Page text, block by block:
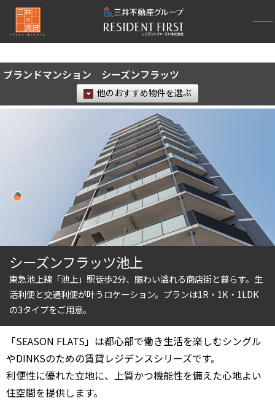
ブランドマンション シーズンフラッツ
他のおすすめ物件を選ぶ
シーズンフラッツ池上
東急池上線「池上」駅徒歩2分、賑わい溢れる商店街と暮らす。生
活利便と交通利便が叶うロケーション。プランは1R・1K・1LDK
の3タイプをご用意。
「SEASON FLATS」は都心部で働き生活を楽しむシングル
やDINKSのための賃貸レジデンスシリーズです。
利便性に優れた立地に、上質かつ機能性を備えた心地よい
住空間を提供します。
再検索ナビゲーション
フリーレント付き
1R〜1K
1DK〜1LDK
2LDK
3LDK
4LDK〜
〜
築年数